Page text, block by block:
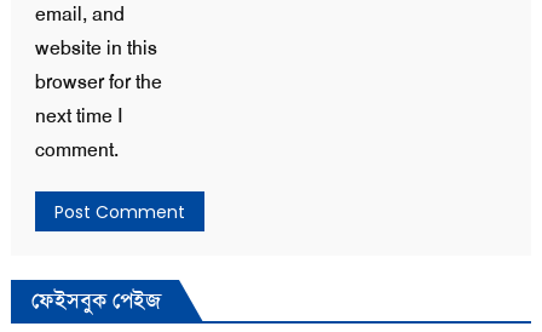
email, and
website in this
browser for the
next time I
comment.
ফেইসবুক পেইজ